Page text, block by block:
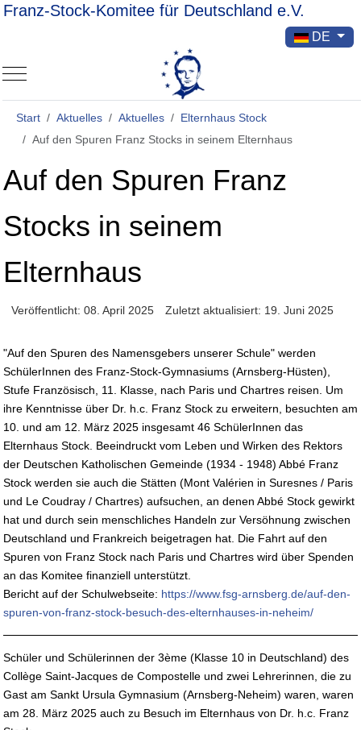
Franz-Stock-Komitee für Deutschland e.V.
Sprache
DE
Mobile Menu Toggle
Start Aktuelles Aktuelles
Elternhaus Stock
Auf den Spuren Franz Stocks in seinem Elternhaus
Auf den Spuren Franz
Stocks in seinem
Elternhaus
Veröffentlicht: 08. April 2025 Zuletzt aktualisiert: 19. Juni 2025
"Auf den Spuren des Namensgebers unserer Schule" werden
SchülerInnen des Franz-Stock-Gymnasiums (Arnsberg-Hüsten),
Stufe Französisch, 11. Klasse, nach Paris und Chartres reisen. Um
ihre Kenntnisse über Dr. h.c. Franz Stock zu erweitern, besuchten am
10. und am 12. März 2025 insgesamt 46 SchülerInnen das
Elternhaus Stock. Beeindruckt vom Leben und Wirken des Rektors
der Deutschen Katholischen Gemeinde (1934 - 1948) Abbé Franz
Stock werden sie auch die Stätten (Mont Valérien in Suresnes / Paris
und Le Coudray / Chartres) aufsuchen, an denen Abbé Stock gewirkt
hat und durch sein menschliches Handeln zur Versöhnung zwischen
Deutschland und Frankreich beigetragen hat. Die Fahrt auf den
Spuren von Franz Stock nach Paris und Chartres wird über Spenden
an das Komitee finanziell unterstützt.
Bericht auf der Schulwebseite: https://www.fsg-arnsberg.de/auf-den-
spuren-von-franz-stock-besuch-des-elternhauses-in-neheim/
Schüler und Schülerinnen der 3ème (Klasse 10 in Deutschland) des
Collège Saint-Jacques de Compostelle und zwei Lehrerinnen, die zu
Gast am Sankt Ursula Gymnasium (Arnsberg-Neheim) waren, waren
am 28. März 2025 auch zu Besuch im Elternhaus von Dr. h.c. Franz